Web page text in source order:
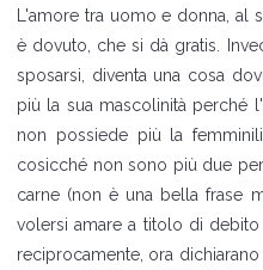
L'amore tra uomo e donna,
è dovuto, che si dà gratis.
sposarsi, diventa una cosa
più la sua mascolinità perché
non possiede più la
cosicché non sono più due
carne (non è una bella frase
volersi amare a titolo di
reciprocamente, ora dichiarano